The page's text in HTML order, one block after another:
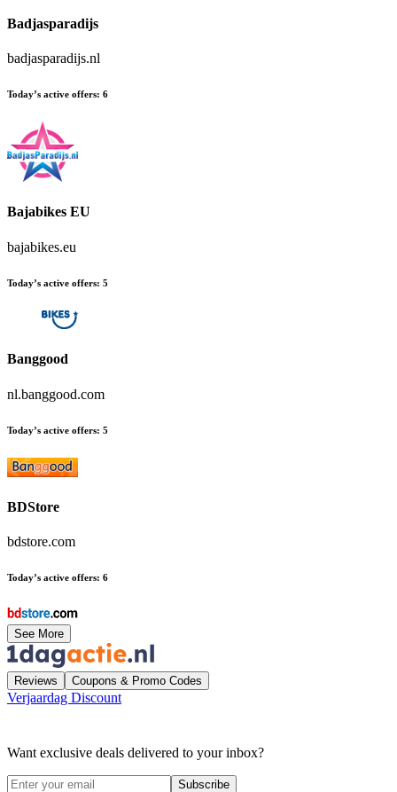
Badjasparadijs
badjasparadijs.nl
Today’s active offers: 6
Bajabikes EU
bajabikes.eu
Today’s active offers: 5
Banggood
nl.banggood.com
Today’s active offers: 5
BDStore
bdstore.com
Today’s active offers: 6
See More
Reviews Coupons & Promo Codes
Verjaardag Discount
Want exclusive deals delivered to your inbox?
Subscribe